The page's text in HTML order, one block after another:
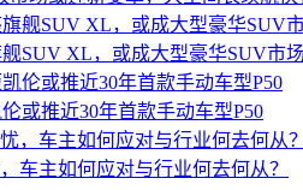
SUV XL，或成大型豪华SUV市
或推近30年首款手动车型P50
车主如何应对与行业何去何从？